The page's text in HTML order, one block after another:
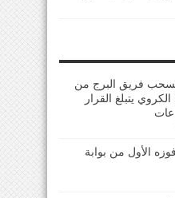
فريق البرج من
يتبلغ القرار
الأول من بوابة